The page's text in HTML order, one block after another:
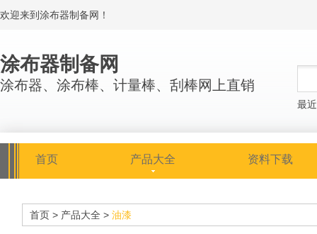
欢迎来到涂布器制备网！
涂布器制备网
涂布器、涂布棒、计量棒、刮棒网上直销
最
首页 产品大全 资料下载
首页 > 产品大全 > 油漆